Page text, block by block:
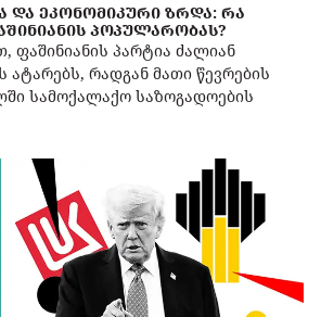
ᲓᲐ ᲔᲙᲝᲜᲝᲛᲘᲙᲣᲠᲘ ᲖᲠᲓᲐ: ᲠᲐ
ᲞᲝᲞᲣᲚᲐᲠᲝᲑᲐᲡ?
ფაშინიანის პარტია ძალიან
ატარებს, რადგან მათი წევრების
სამოქალაქო საზოგადოების